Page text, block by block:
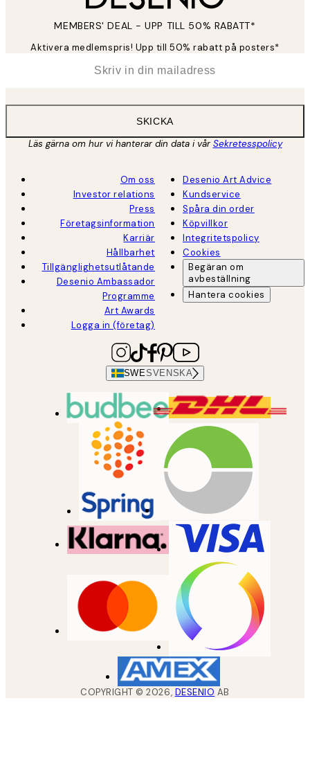
MEMBERS' DEAL - UPP TILL 50% RABATT*
Aktivera medlemspris! Upp till 50% rabatt på posters*
SKICKA
Läs gärna om hur vi hanterar din data i vårSekretesspolicy
Om oss
Investor relations
Press
Företagsinformation
Karriär
Hållbarhet
Tillgänglighetsutlåtande
Desenio Ambassador
Programme
Art Awards
Logga in (företag)
Desenio Art Advice
Kundservice
Spåra din order
Köpvillkor
Integritetspolicy
Cookies
Begäran om
avbeställning
Hantera cookies
SWESVENSKA
COPYRIGHT ©2026, DESENIO AB